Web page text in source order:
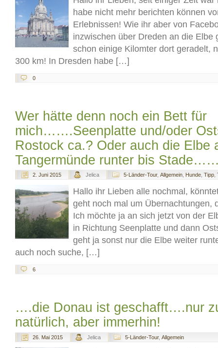
habe nicht mehr berichten können
Erlebnissen! Wie ihr aber von
inzwischen über Dreden an die Elbe
schon einige Kilomter dort geradelt,
300 km! In Dresden habe […]
0
Wer hätte denn noch ein Bett für
mich…….Seenplatte und/oder
Rostock ca.? Oder auch die Elbe
Tangermünde runter bis
2. Juni 2015 Jelica 5-Länder-Tour, Allgemein Hunde Tipp
Hallo ihr Lieben alle nochmal,
geht noch mal um Übernachtungen,
Ich möchte ja an sich jetzt von der
in Richtung Seenplatte und dann
geht ja sonst nur die Elbe weiter
auch noch suche, […]
6
….die Donau ist geschafft….nur
natürlich, aber immerhin!
26. Mai 2015 Jelica 5-Länder-Tour, Allgemein